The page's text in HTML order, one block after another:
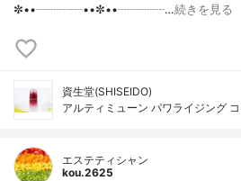
✼••┈┈┈┈••✼••┈┈┈┈…続きを見る
資生堂(SHISEIDO)
アルティミューン パワライジング
エステティシャン
kou.2625